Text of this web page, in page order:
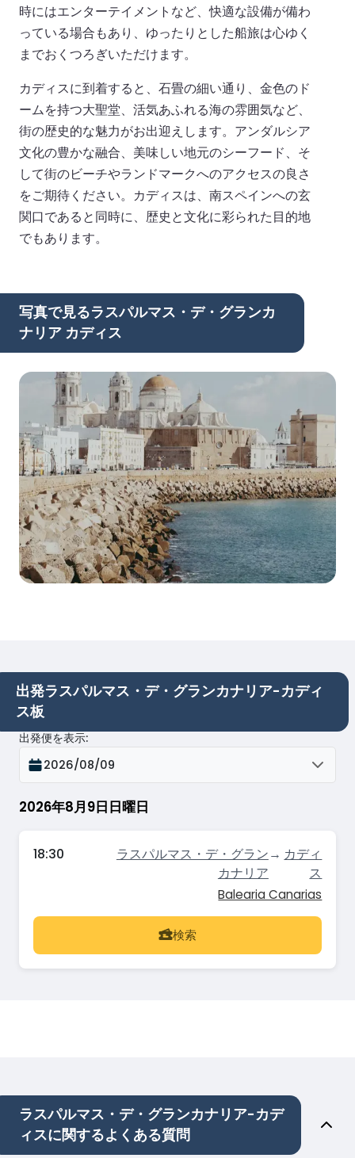
時にはエンターテイメントなど、快適な設備が備わ
っている場合もあり、ゆったりとした船旅は心ゆく
までおくつろぎいただけます。
カディスに到着すると、石畳の細い通り、金色のド
ームを持つ大聖堂、活気あふれる海の雰囲気など、
街の歴史的な魅力がお出迎えします。アンダルシア
文化の豊かな融合、美味しい地元のシーフード、そ
して街のビーチやランドマークへのアクセスの良さ
をご期待ください。カディスは、南スペインへの玄
関口であると同時に、歴史と文化に彩られた目的地
でもあります。
写真で見るラスパルマス・デ・グランカ
ナリア カディス
出発ラスパルマス・デ・グランカナリア-カディ
ス板
2026年8月9日日曜日
出発便を表示:
2026/08/09
18:30
ラスパルマス・デ・グラン
カナリア
→ カディ
ス
Balearia Canarias
検索
ラスパルマス・デ・グランカナリア-カデ
ィスに関するよくある質問